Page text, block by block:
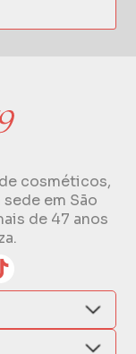
cosméticos,
em São
de 47 anos